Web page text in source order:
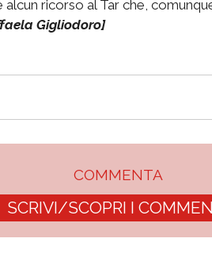
ricorso al Tar che,
Gigliodoro]
COMMENTA
SCRIVI/SCOPRI I